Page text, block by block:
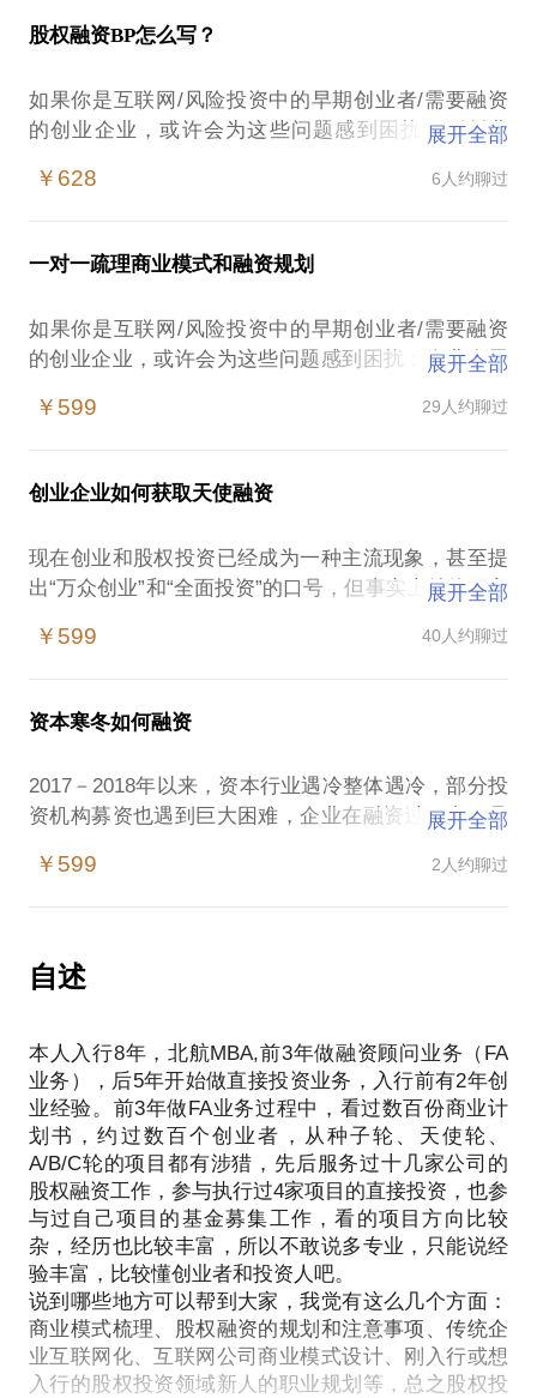
甚至以为商业计划书越复杂越好；
我现任万青资本创始合伙人，有6年从业经验，看过数
百个项目，服务过十几个股权融资项目、投资过3个
preA项目，1个天使投资项目。曾在维西资本任合伙
融资过程中到困惑；
帮助preA／A轮项目制定股权融资策略，并参与股权
帮助传统行业企业找到互联网化的方法和机会以及战
帮助股权投资业新人制定职业规划；
PS.在选择与我见面前，请把你的问题更具体化。毕
竟一小时的谈话只能解决一个小问题。
可来访，不上门，不动笔。只咨询，不投资。
从业经历7年，万青资本创始人，主要从事a／b轮企
闪修侠B轮数千万投资，拍库A轮数千万融资，包大师
验，形成自己的投资逻辑等问题困扰着很多人。本人
现在任万青资本创始合伙人，入行6年，前3年做融资
入行前有2年创业经验。前3年做FA业务过程中，看过
数百份商业计划书，约过数百个创业者，从种子轮、
天使轮、A/B/C轮的项目都有涉猎，先后服务过十几
向比较杂，经历也比较丰富。我愿意与你分享的内容
前的准备工作；如何发挥自己的优势，找到在投资公
司中的定位；如何增长项目经验，形成自己的投资逻
辑，制定自己的职业规划。PS.在选择与我见面前，
请把你的问题更具体化。毕竟一小时的谈话只能解决
笔。
万青资本创始合伙人，从事投融资工作近7年，先后参
与过数十个项目的融资和投资工作。创立万青资本以
闪修侠B轮融资，天鹅湖畔preA轮融资等。
与想入投资业的朋友谈谈做股权投资的需要准备什
股权融资BP怎么写？
如果你是互联网/风险投资中的早期创业者/需要融资
的创业企业，或许会为这些问题感到困扰：刚创业
什么样、怎么做？企业发展到一定程度，需要融资却
以为写了bp就能拿到融资。我是万青资本创始合伙
人，曾任维西资本合伙人，8年从业经验，做过企业的
十几个。我愿意与你分享的内容包括：搞清楚做项
目、写bp和获得融资之间的正确关系；结合学员具体
项目，协助梳理商业模式，理顺业务现在和未来的关
只能解决一个小问题。请把你的问题提前发给我，方
展开全部
￥628 6人约聊过
一对一疏理商业模式和融资规划
如果你是互联网/风险投资中的早期创业者/需要融资
的创业企业，或许会为这些问题感到困扰：企业发展
好，遇到投资人却不看好；投资人抛橄榄枝的很多，
曾任维西资本合伙人，6年从业经验，做过企业的融资
顾问和直接投资及个人天使投资，累积参与项目十几
享的内容包括：结合学员具体项目，梳理商业模式、
优化结构，分析解决企业的不合适融资的要素；为具
体企业提供个性化的融资解决方案，是适合债权融
业）。PS.在选择与我见面前，请把你的问题更具体
的问题提前发给我，方便我做更精确的准备，提升见
面效率。期待与你的见面。可来访约谈，不上门，不
大家提供帮助。
展开全部
￥599 29人约聊过
创业企业如何获取天使融资
现在创业和股权投资已经成为一种主流现象，甚至提
出“万众创业”和“全面投资”的口号，但事实上总体而言
方方面面非常多，后者又是件专业度很高的事情，两
人运气都会影响到项目的成败。 我愿意与你分享的内
容包括：帮助早期创业者对自身项目进行定位，是否
权融资策略，并参与股权融资工作；帮助相关创业者
对自身项目梳理，找到合适自己的融资策略；介绍股
权融资相关的基本知识和基本思路。PS.半小时的谈
方便我做更精确的准备，提升见面效率。线下约见仅
我现任万青资本创始合伙人，有6年从业经验，看过数
百个项目，服务过十几个股权融资项目、投资过3个
preA项目，1个天使投资项目。曾在维西资本任合伙
人，共青团任青年创业导师。
帮您快速掌握融资的核心框架，有的放矢，节约不必
展开全部
￥599 40人约聊过
资本寒冬如何融资
2017－2018年以来，资本行业遇冷整体遇冷，部分投
资机构募资也遇到巨大困难，企业在融资过程中更是
点和策略。我们可以提供以下帮助：
成功融资案例。2016年创立万青资本，专业从事企业
的FA（融资顾问工作），累计服务过拍库（A轮/B
轮/C轮）、包大师（preA轮/A轮）、闪修侠（B
轮）、天鹅湖畔（PreA轮）等企业的从天使到A/B轮
的融资工作，交易金额从数百万到近亿元不等。
1）企业融资是系统工程，需要多方面多维度的准备；
2）融资是长期工程，要早做准备；3）越是行情不
好，越要准备过冬粮草。只接受到访咨询，不动笔不
展开全部
￥599 2人约聊过
自述
本人入行8年，北航MBA,前3年做融资顾问业务（FA
业务），后5年开始做直接投资业务，入行前有2年创
业经验。前3年做FA业务过程中，看过数百份商业计
划书，约过数百个创业者，从种子轮、天使轮、
A/B/C轮的项目都有涉猎，先后服务过十几家公司的
股权融资工作，参与执行过4家项目的直接投资，也参
与过自己项目的基金募集工作，看的项目方向比较
杂，经历也比较丰富，所以不敢说多专业，只能说经
验丰富，比较懂创业者和投资人吧。
说到哪些地方可以帮到大家，我觉有这么几个方面：
商业模式梳理、股权融资的规划和注意事项、传统企
业互联网化、互联网公司商业模式设计、刚入行或想
入行的股权投资领域新人的职业规划等，总之股权投